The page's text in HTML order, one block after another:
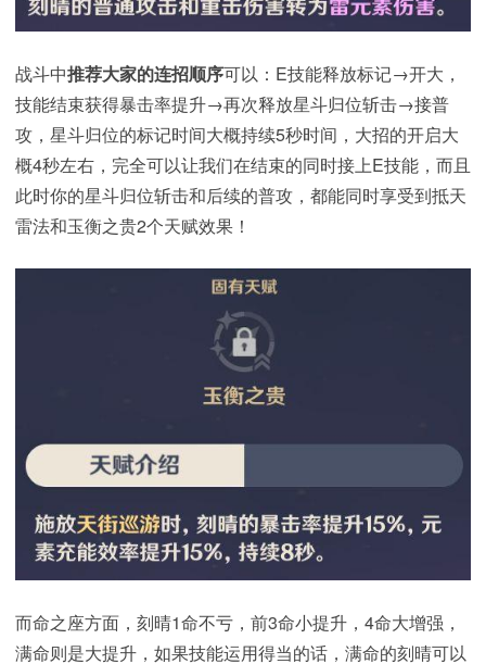
战斗中推荐大家的连招顺序可以：E技能释放标记→开大，
技能结束获得暴击率提升→再次释放星斗归位斩击→接普
攻，星斗归位的标记时间大概持续5秒时间，大招的开启大
概4秒左右，完全可以让我们在结束的同时接上E技能，而且
此时你的星斗归位斩击和后续的普攻，都能同时享受到抵天
雷法和玉衡之贵2个天赋效果！
而命之座方面，刻晴1命不亏，前3命小提升，4命大增强，
满命则是大提升，如果技能运用得当的话，满命的刻晴可以